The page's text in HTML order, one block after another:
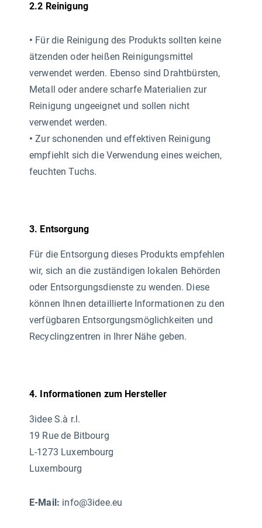
2.2 Reinigung
• Für die Reinigung des Produkts sollten keine
ätzenden oder heißen Reinigungsmittel
verwendet werden. Ebenso sind Drahtbürsten,
Metall oder andere scharfe Materialien zur
Reinigung ungeeignet und sollen nicht
verwendet werden.
• Zur schonenden und effektiven Reinigung
empfiehlt sich die Verwendung eines weichen,
feuchten Tuchs.
3. Entsorgung
Für die Entsorgung dieses Produkts empfehlen
wir, sich an die zuständigen lokalen Behörden
oder Entsorgungsdienste zu wenden. Diese
können Ihnen detaillierte Informationen zu den
verfügbaren Entsorgungsmöglichkeiten und
Recyclingzentren in Ihrer Nähe geben.
4. Informationen zum Hersteller
3idee S.à r.l.
19 Rue de Bitbourg
L-1273 Luxembourg
Luxembourg
E-Mail: info@3idee.eu